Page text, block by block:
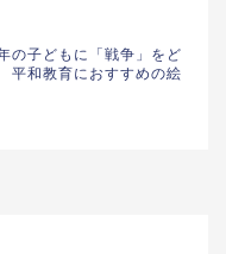
の子どもに「戦争」をど
平和教育におすすめの絵